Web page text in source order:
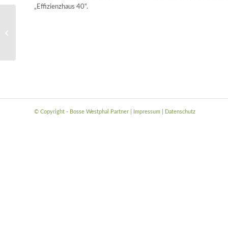
„Effizienzhaus 40“.
© Copyright - Bosse Westphal Partner | Impressum Datenschutz